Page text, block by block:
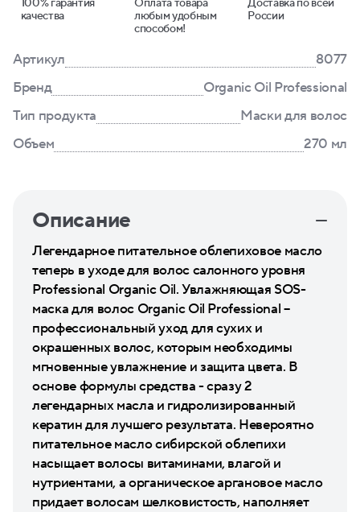
100% гарантия
качества
Оплата товара
любым удобным
способом!
Доставка по всей
России
Артикул
8077
Бренд
Organic Oil Professional
Тип продукта
Маски для волос
Объем
270 мл
Описание
Легендарное питательное облепиховое масло
теперь в уходе для волос салонного уровня
Professional Organic Oil. Увлажняющая SOS-
маска для волос Organic Oil Professional –
профессиональный уход для сухих и
окрашенных волос, которым необходимы
мгновенные увлажнение и защита цвета. В
основе формулы средства - сразу 2
легендарных масла и гидролизированный
кератин для лучшего результата. Невероятно
питательное масло сибирской облепихи
насыщает волосы витаминами, влагой и
нутриентами, а органическое аргановое масло
придает волосам шелковистость, наполняет